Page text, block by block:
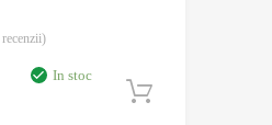
In stoc